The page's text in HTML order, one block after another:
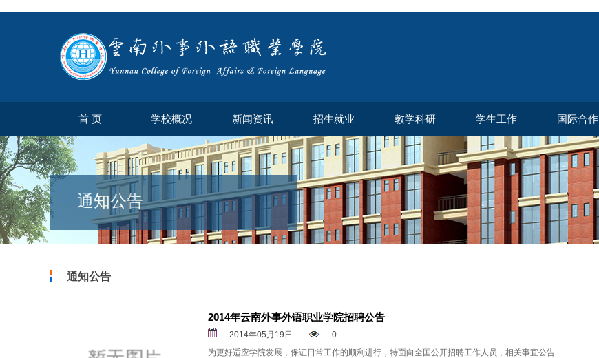
首 页 学校概况 新闻资讯 招生就业 教学科研 学生工作 国际合作
通知公告
通知公告
2014年云南外事外语职业学院招聘公告
2014年05月19日
0
为更好适应学院发展，保证日常工作的顺利进行，特面向全国公开招聘工作人员，相关事宜公告